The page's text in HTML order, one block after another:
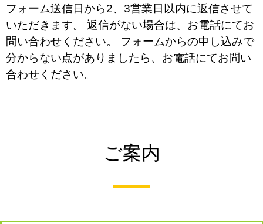
フォーム送信日から2、3営業日以内に返信させて
いただきます。 返信がない場合は、お電話にてお
問い合わせください。 フォームからの申し込みで
分からない点がありましたら、お電話にてお問い
合わせください。
ご案内